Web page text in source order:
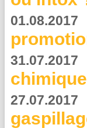
01.08.2017
31.07.2017
27.07.2017